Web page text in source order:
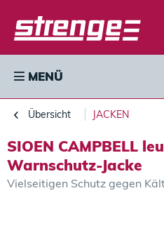
MENÜ
Übersicht JACKEN
SIOEN CAMPBELL
Warnschutz-Jacke
Vielseitigen Schutz gegen